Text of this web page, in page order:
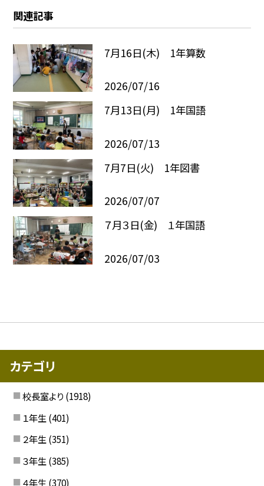
関連記事
7月16日(木) 1年算数
2026/07/16
7月13日(月) 1年国語
2026/07/13
7月7日(火) 1年図書
2026/07/07
７月３日(金) １年国語
2026/07/03
カテゴリ
校長室より (1918)
１年生 (401)
２年生 (351)
３年生 (385)
４年生 (370)